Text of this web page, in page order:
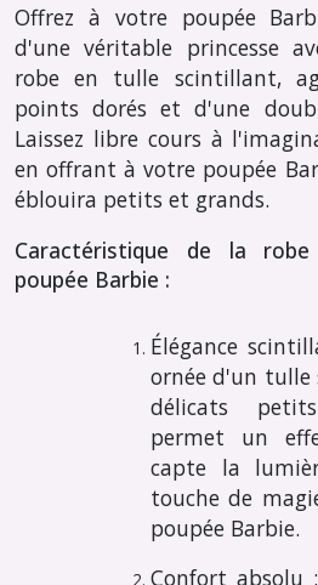
Offrez à votre poupée
d'une véritable princesse
robe en tulle scintillant,
points dorés et d'une
Laissez libre cours à
en offrant à votre poupée
éblouira petits et grands.
Caractéristique de la
poupée Barbie :
Élégance
ornée d'un tulle
délicats
permet un
capte la
touche de
poupée Barbie.
Confort absolu